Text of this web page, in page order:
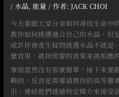
/ 水晶, 能量 / 作者: JACK CHOI
今天要跟大家分享如何尋找生命中
教你如何挑選適合自己的水晶。但
或許你會產生疑問挑選水晶不就是
麼效果，就按照要的效果來挑相應
事情當然沒有那麼簡單，接下來要
輯的，反而是需要請教你的高等靈
引，連結他們透過特定媒介來接受